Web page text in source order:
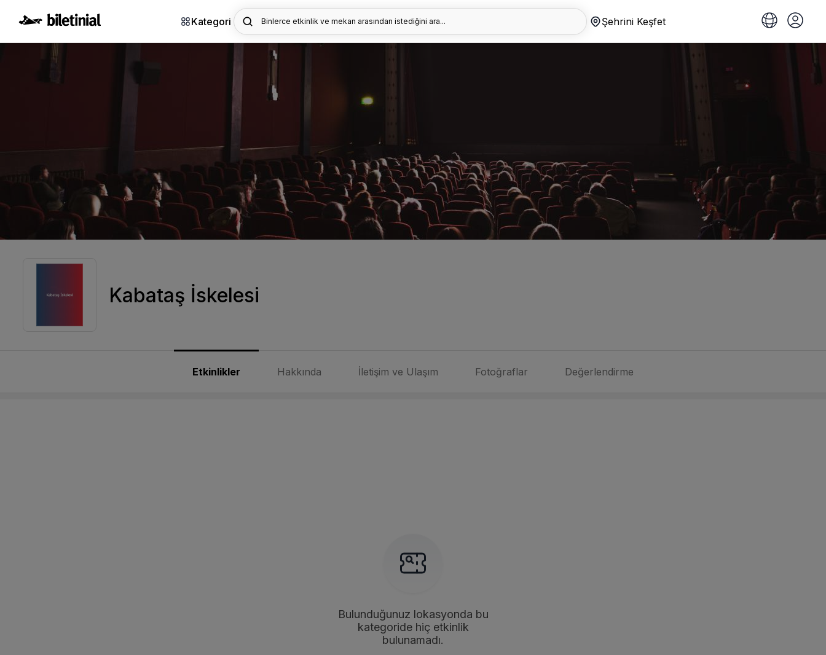
Kategori Binlerce etkinlik ve mekan arasından istediğini ara... Şehrini Keşfet
Kabataş İskelesi
Etkinlikler Hakkında İletişim ve Ulaşım Fotoğraflar Değerlendirme
Bulunduğunuz lokasyonda bu
kategoride hiç etkinlik
bulunamadı.